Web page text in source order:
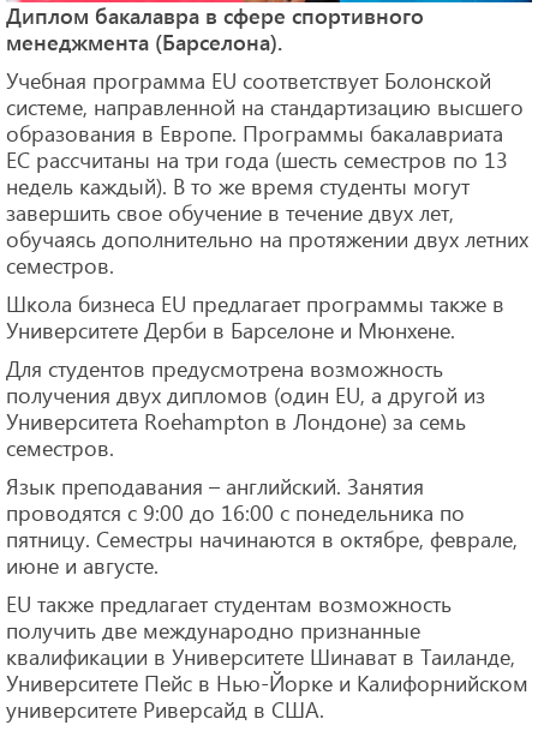
Диплом бакалавра в сфере спортивного
менеджмента (Барселона).
Учебная программа EU соответствует Болонской
системе, направленной на стандартизацию высшего
образования в Европе. Программы бакалавриата
ЕС рассчитаны на три года (шесть семестров по 13
недель каждый). В то же время студенты могут
завершить свое обучение в течение двух лет,
обучаясь дополнительно на протяжении двух летних
семестров.
Школа бизнеса EU предлагает программы также в
Университете Дерби в Барселоне и Мюнхене.
Для студентов предусмотрена возможность
получения двух дипломов (один EU, а другой из
Университета Roehampton в Лондоне) за семь
семестров.
Язык преподавания – английский. Занятия
проводятся с 9:00 до 16:00 с понедельника по
пятницу. Семестры начинаются в октябре, феврале,
июне и августе.
EU также предлагает студентам возможность
получить две международно признанные
квалификации в Университете Шинават в Таиланде,
Университете Пейс в Нью-Йорке и Калифорнийском
университете Риверсайд в США.